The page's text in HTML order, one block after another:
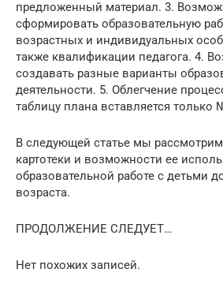
предложенный материал. 3.
сформировать образовательную
возрастных и индивидуальных
также квалификации педагога. 4.
создавать разные варианты
деятельности. 5. Облегчение
таблицу плана вставляется только
В следующей статье мы
картотеки и возможности ее
образовательной работе с детьми
возраста.
ПРОДОЛЖЕНИЕ СЛЕДУЕТ…
Нет похожих записей.